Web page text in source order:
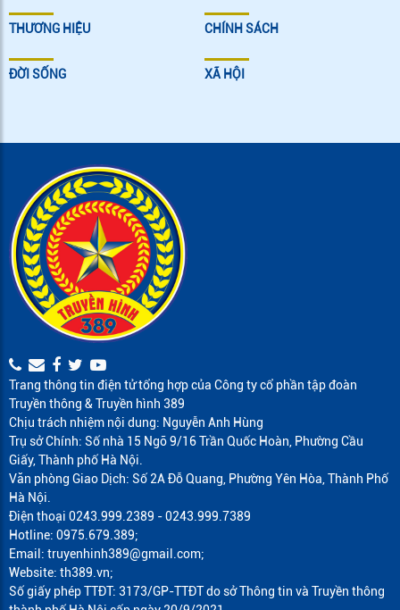
THƯƠNG HIỆU CHÍNH SÁCH
ĐỜI SỐNG XÃ HỘI
Trang thông tin điện tử tổng hợp của Công ty cổ phần tập đoàn
Truyền thông & Truyền hình 389
Chịu trách nhiệm nội dung: Nguyễn Anh Hùng
Trụ sở Chính: Số nhà 15 Ngõ 9/16 Trần Quốc Hoàn, Phường Cầu
Giấy, Thành phố Hà Nội.
Văn phòng Giao Dịch: Số 2A Đỗ Quang, Phường Yên Hòa, Thành Phố
Hà Nội.
Điện thoại 0243.999.2389 - 0243.999.7389
Hotline: 0975.679.389;
Email: truyenhinh389@gmail.com;
Website: th389.vn;
Số giấy phép TTĐT: 3173/GP-TTĐT do sở Thông tin và Truyền thông